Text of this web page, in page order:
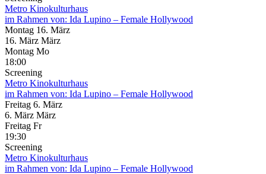
Metro Kinokulturhaus
im Rahmen von: Ida Lupino – Female Hollywood
Montag 16. März
16. März März
Montag Mo
18:00
Screening
Metro Kinokulturhaus
im Rahmen von: Ida Lupino – Female Hollywood
Freitag 6. März
6. März März
Freitag Fr
19:30
Screening
Metro Kinokulturhaus
im Rahmen von: Ida Lupino – Female Hollywood